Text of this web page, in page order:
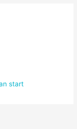
start